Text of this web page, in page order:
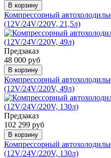
В корзину
Компрессорный
(12V/24V/220V, 21,5л)
Предзаказ
48 000 руб
В корзину
Компрессорный
(12V/24V/220V, 49л)
Предзаказ
102 299 руб
В корзину
Компрессорный
(12V/24V/220V, 130л)